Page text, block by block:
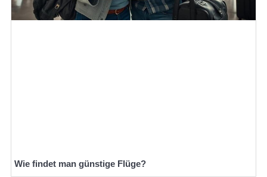
Wie findet man günstige Flüge?